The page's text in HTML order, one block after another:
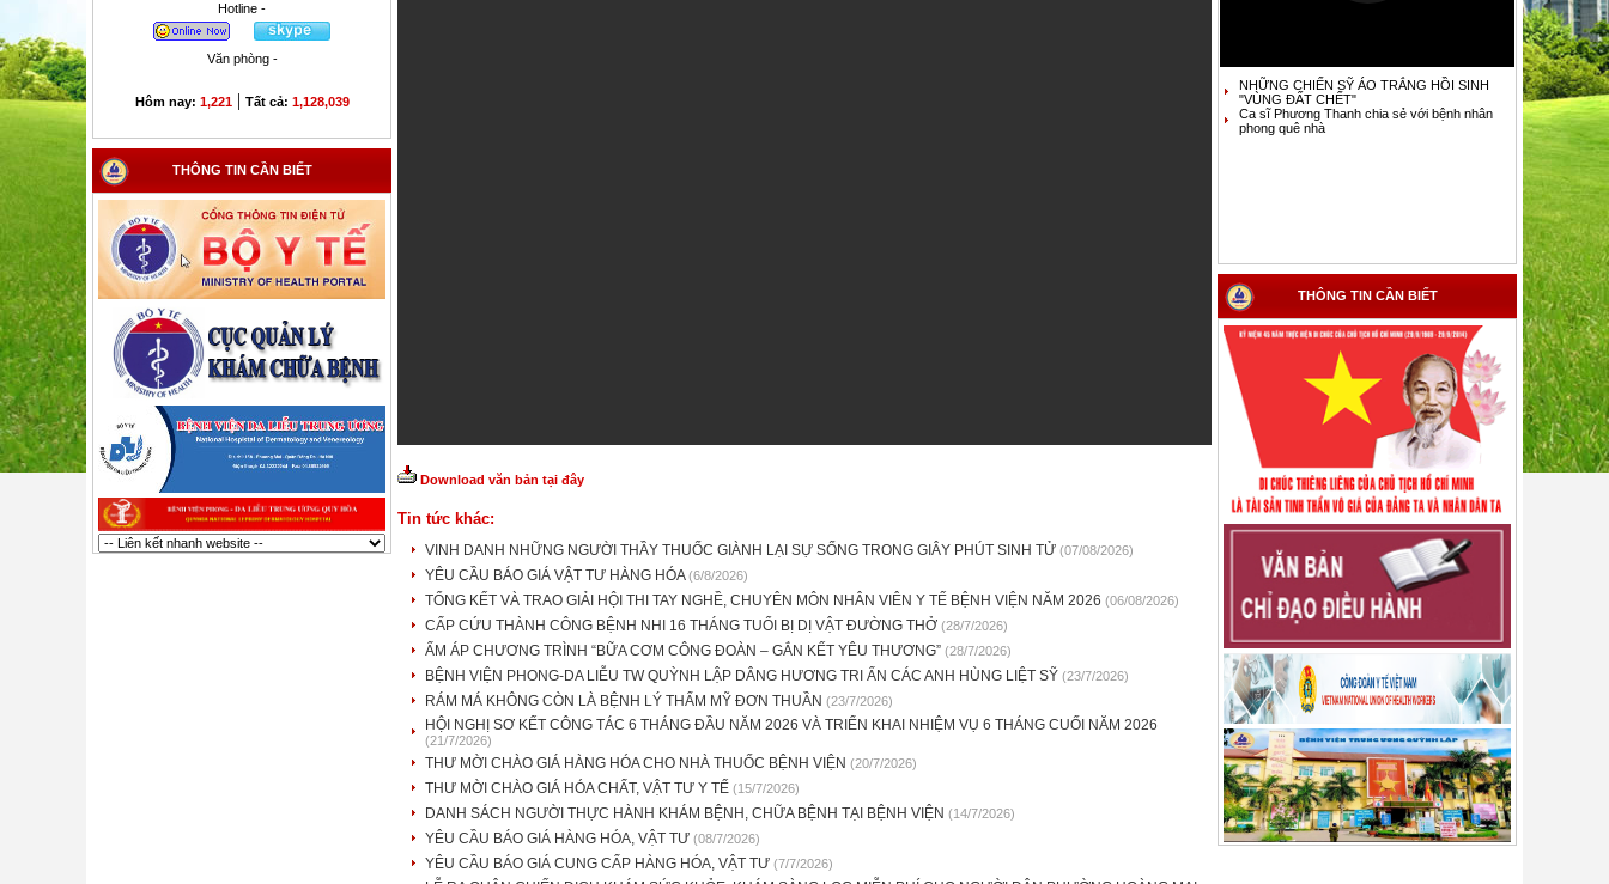
Hotline -
Văn phòng -
Hôm nay: 1,221| Tất cả: 1,128,039
THÔNG TIN CẦN BIẾT
Download văn bản tại đây
Tin tức khác:
VINH DANH NHỮNG NGƯỜI THẦY THUỐC GIÀNH LẠI SỰ SỐNG TRONG GIÂY PHÚT SINH TỬ (07/08/2026)
YÊU CẦU BÁO GIÁ VẬT TƯ HÀNG HÓA(6/8/2026)
TỔNG KẾT VÀ TRAO GIẢI HỘI THI TAY NGHỀ, CHUYÊN MÔN NHÂN VIÊN Y TẾ BỆNH VIỆN NĂM 2026 (06/08/2026)
CẤP CỨU THÀNH CÔNG BỆNH NHI 16 THÁNG TUỔI BỊ DỊ VẬT ĐƯỜNG THỞ (28/7/2026)
ẤM ÁP CHƯƠNG TRÌNH “BỮA CƠM CÔNG ĐOÀN – GẮN KẾT YÊU THƯƠNG” (28/7/2026)
BỆNH VIỆN PHONG-DA LIỄU TW QUỲNH LẬP DÂNG HƯƠNG TRI ẤN CÁC ANH HÙNG LIỆT SỸ (23/7/2026)
RÁM MÁ KHÔNG CÒN LÀ BỆNH LÝ THẨM MỸ ĐƠN THUẦN (23/7/2026)
HỘI NGHỊ SƠ KẾT CÔNG TÁC 6 THÁNG ĐẦU NĂM 2026 VÀ TRIỂN KHAI NHIỆM VỤ 6 THÁNG CUỐI NĂM 2026
(21/7/2026)
THƯ MỜI CHÀO GIÁ HÀNG HÓA CHO NHÀ THUỐC BỆNH VIỆN (20/7/2026)
THƯ MỜI CHÀO GIÁ HÓA CHẤT, VẬT TƯ Y TẾ (15/7/2026)
DANH SÁCH NGƯỜI THỰC HÀNH KHÁM BỆNH, CHỮA BỆNH TẠI BỆNH VIỆN (14/7/2026)
YÊU CẦU BÁO GIÁ HÀNG HÓA, VẬT TƯ (08/7/2026)
YÊU CẦU BÁO GIÁ CUNG CẤP HÀNG HÓA, VẬT TƯ (7/7/2026)
NHỮNG CHIẾN SỸ ÁO TRẮNG HỒI SINH
"VÙNG ĐẤT CHẾT"
Ca sĩ Phương Thanh chia sẻ với bệnh nhân
phong quê nhà
THÔNG TIN CẦN BIẾT